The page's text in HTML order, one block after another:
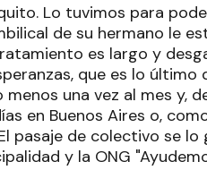
Lo tuvimos para
de su hermano le
es largo y
que es lo último
una vez al mes y,
en Buenos Aires o,
pasaje de colectivo se
y la ONG